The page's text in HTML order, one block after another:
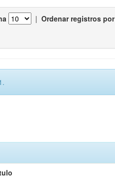
| Ordenar registros por